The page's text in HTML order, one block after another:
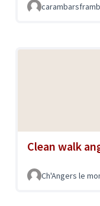
Clean walk
Ch'Angers le